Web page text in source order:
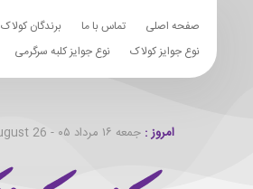
صفحه اصلی تماس با ما برندگان کولاک
نوع جوایز کولاک
نوع جوایز کلبه سرگرمی
امروز :جمعه ۱۶ مرداد ۰۵ - Friday 7th August 26